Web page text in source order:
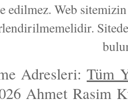
edilmez. Web
Adresleri:Tüm
Ahmet Rasim